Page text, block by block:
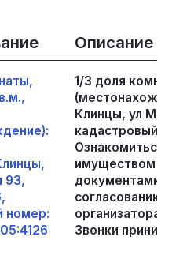
Описание
93,
номер:
1/3 доля
Клинцы, ул
кадастровый
Ознакомиться
имуществом и
документами
согласованию
организатора
Звонки